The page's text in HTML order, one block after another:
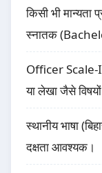
किसी भी मान्यता
स्नातक
Officer Scale-I
या लेखा जैसे
स्थानीय भाषा
दक्षता आवश्यक।